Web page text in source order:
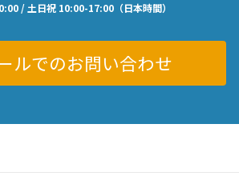
/ 土日祝 10:00-17:00（日本時間）
ルでのお問い合わせ